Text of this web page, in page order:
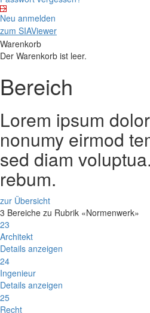
Neu anmelden
zum SIAViewer
Warenkorb
Der Warenkorb ist leer.
Bereich
Lorem ipsum
nonumy eirmod
sed diam
rebum.
zur Übersicht
3 Bereiche zu Rubrik «Normenwerk»
23
Architekt
Details anzeigen
24
Ingenieur
Details anzeigen
25
Recht